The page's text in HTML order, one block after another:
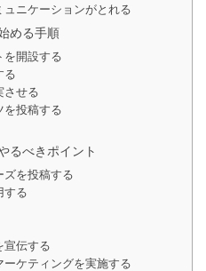
ニケーションがとれる
める手順
を開設する
る
させる
を投稿する
るべきポイント
ズを投稿する
する
宣伝する
ケティングを実施する